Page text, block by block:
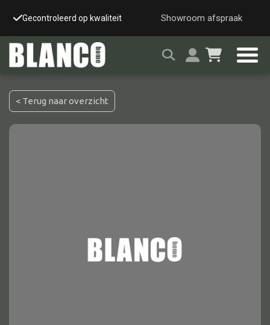
Gecontroleerd op kwaliteit Snelle & veilige
Showroom afspraak
< Terug naar overzicht